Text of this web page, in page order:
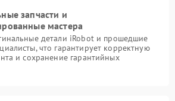
запчасти и
мастера
детали iRobot и прошедшие
что гарантирует корректную
и сохранение гарантийных